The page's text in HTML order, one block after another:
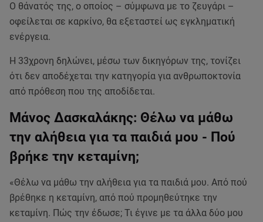
Ο θάνατός της, ο οποίος – σύμφωνα με το ζευγάρι –
οφείλεται σε καρκίνο, θα εξεταστεί ως εγκληματική
ενέργεια.
Η 33χρονη δηλώνει, μέσω των δικηγόρων της, τονίζει
ότι δεν αποδέχεται την κατηγορία για ανθρωποκτονία
από πρόθεση που της αποδίδεται.
Μάνος Δασκαλάκης: Θέλω να μάθω
την αλήθεια για τα παιδιά μου - Πού
βρήκε την κεταμίνη;
«Θέλω να μάθω την αλήθεια για τα παιδιά μου. Από πού
βρέθηκε η κεταμίνη, από πού προμηθεύτηκε την
κεταμίνη. Πώς την έδωσε; Τι έγινε με τα άλλα δύο μου